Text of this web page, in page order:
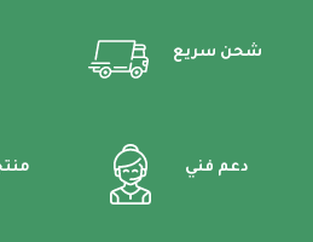
شحن سريع
دعم فني